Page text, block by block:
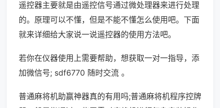
遥控器主要就是由遥控信号通过微处理器来进行处理
的。原理可以不懂，但是不能不懂怎么使用吧。下面
就来详细给大家说一说遥控器的使用方法吧。
若你在仪器使用上需要帮助，想获取一对一指导，添
加微信号; sdf6770 随时交流 。
普通麻将机助赢神器真的有用吗;普通麻将机程序控牌